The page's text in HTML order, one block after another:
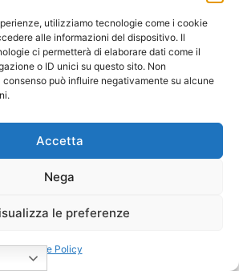
utilizziamo tecnologie come i cookie
alle informazioni del dispositivo. Il
ci permetterà di elaborare dati come il
o ID unici su questo sito. Non
può influire negativamente su alcune
Accetta
Nega
le preferenze
Cookie Policy